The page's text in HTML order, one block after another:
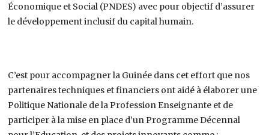
Économique et Social (PNDES) avec pour objectif d’assurer
le développement inclusif du capital humain.
C’est pour accompagner la Guinée dans cet effort que nos
partenaires techniques et financiers ont aidé à élaborer une
Politique Nationale de la Profession Enseignante et de
participer à la mise en place d’un Programme Décennal